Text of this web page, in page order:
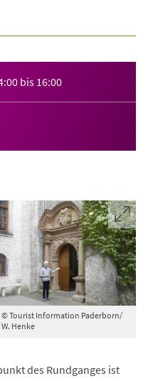
bis 16:00
© Tourist Information Paderborn/
W. Henke
des Rundganges ist